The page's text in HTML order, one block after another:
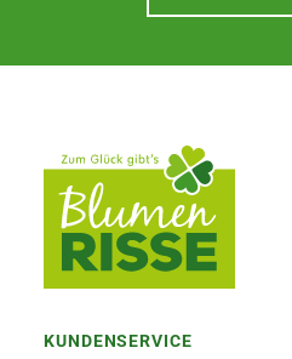
KUNDENSERVICE